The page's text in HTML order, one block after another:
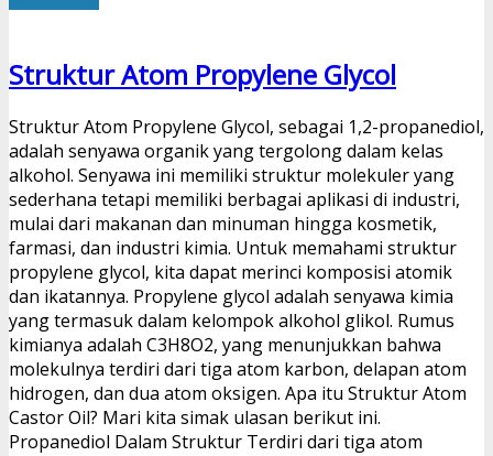
Struktur Atom Propylene Glycol
Struktur Atom Propylene Glycol, sebagai 1,2-propanediol,
adalah senyawa organik yang tergolong dalam kelas
alkohol. Senyawa ini memiliki struktur molekuler yang
sederhana tetapi memiliki berbagai aplikasi di industri,
mulai dari makanan dan minuman hingga kosmetik,
farmasi, dan industri kimia. Untuk memahami struktur
propylene glycol, kita dapat merinci komposisi atomik
dan ikatannya. Propylene glycol adalah senyawa kimia
yang termasuk dalam kelompok alkohol glikol. Rumus
kimianya adalah C3H8O2, yang menunjukkan bahwa
molekulnya terdiri dari tiga atom karbon, delapan atom
hidrogen, dan dua atom oksigen. Apa itu Struktur Atom
Castor Oil? Mari kita simak ulasan berikut ini.
Propanediol Dalam Struktur Terdiri dari tiga atom